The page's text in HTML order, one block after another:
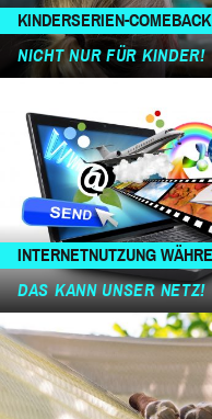
KINDERSERIEN-COMEBACK
NICHT NUR FÜR KINDER!
INTERNETNUTZUNG
DAS KANN UNSER NETZ!